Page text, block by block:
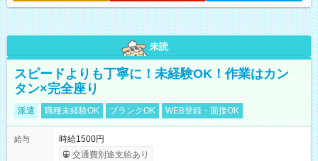
未読
スピードよりも丁寧に！未経験OK！作業はカン
タン×完全座り
派遣 職種未経験OK ブランクOK WEB登録・面接OK
給与
時給1500円
交通費別途支給あり